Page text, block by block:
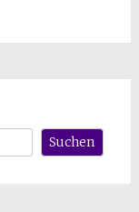
Suchen